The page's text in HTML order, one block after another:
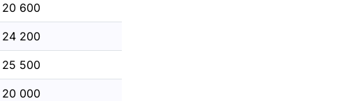
20 600
24 200
25 500
20 000